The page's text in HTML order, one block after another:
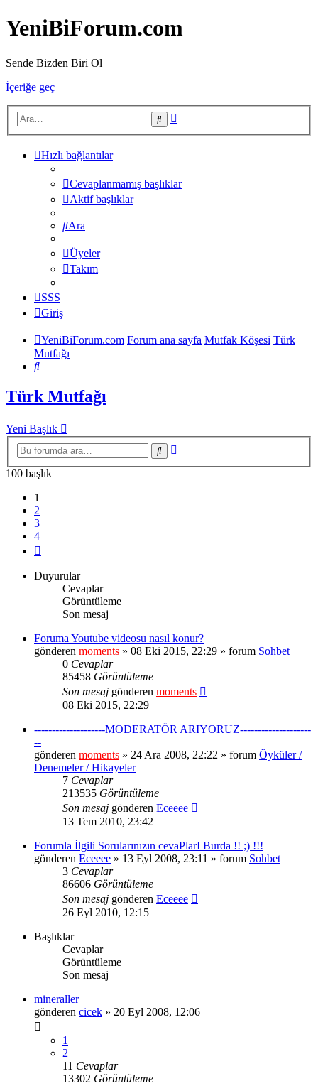
YeniBiForum.com
Sende Bizden Biri Ol
İçeriğe geç
Ara
Hızlı bağlantılar
Cevaplanmamış başlıklar
Aktif başlıklar
Ara
Üyeler
Takım
SSS
Giriş
YeniBiForum.com Forum ana sayfa Mutfak Köşesi Türk
Mutfağı
Ara
Türk Mutfağı
Yeni Başlık
Ara
100 başlık
1
2
3
4
Duyurular
Cevaplar
Görüntüleme
Son mesaj
Foruma Youtube videosu nasıl konur?
gönderen moments » 08 Eki 2015, 22:29 » forum Sohbet
0 Cevaplar
85458 Görüntüleme
Son mesaj gönderen moments
08 Eki 2015, 22:29
--------------------MODERATÖR ARIYORUZ--------------------
--
gönderen moments » 24 Ara 2008, 22:22 » forum Öyküler /
Denemeler / Hikayeler
7 Cevaplar
213535 Görüntüleme
Son mesaj gönderen Eceeee
13 Tem 2010, 23:42
Forumla İlgili Sorularınızın cevaPlarI Burda !! ;) !!!
gönderen Eceeee » 13 Eyl 2008, 23:11 » forum Sohbet
3 Cevaplar
86606 Görüntüleme
Son mesaj gönderen Eceeee
26 Eyl 2010, 12:15
Başlıklar
Cevaplar
Görüntüleme
Son mesaj
mineraller
gönderen cicek » 20 Eyl 2008, 12:06
1
2
11 Cevaplar
13302 Görüntüleme